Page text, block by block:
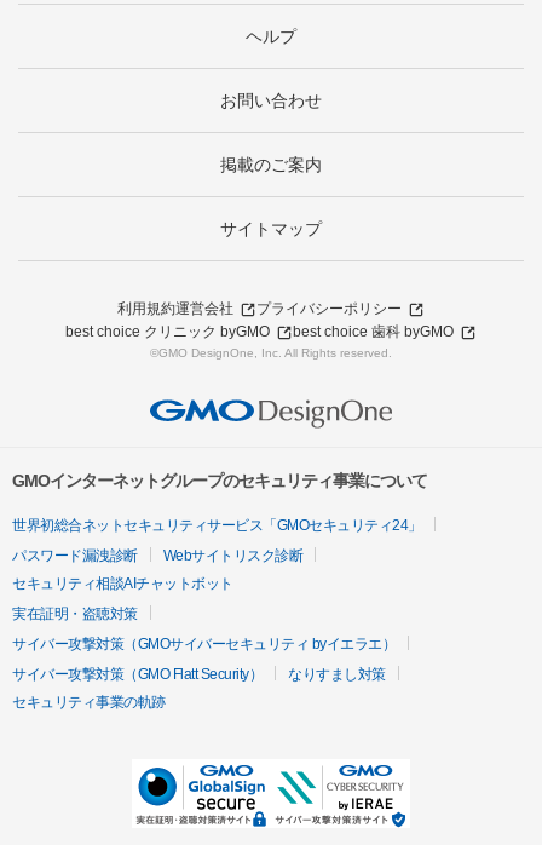
ヘルプ
お問い合わせ
掲載のご案内
サイトマップ
利用規約運営会社
プライバシーポリシー
best choice クリニック byGMO
best choice 歯科 byGMO
©GMO DesignOne, Inc. All Rights reserved.
GMOインターネットグループのセキュリティ事業について
世界初総合ネットセキュリティサービス「GMOセキュリティ24」
パスワード漏洩診断
Webサイトリスク診断
セキュリティ相談AIチャットボット
実在証明・盗聴対策
サイバー攻撃対策（GMOサイバーセキュリティ byイエラエ）
サイバー攻撃対策（GMO Flatt Security）
なりすまし対策
セキュリティ事業の軌跡